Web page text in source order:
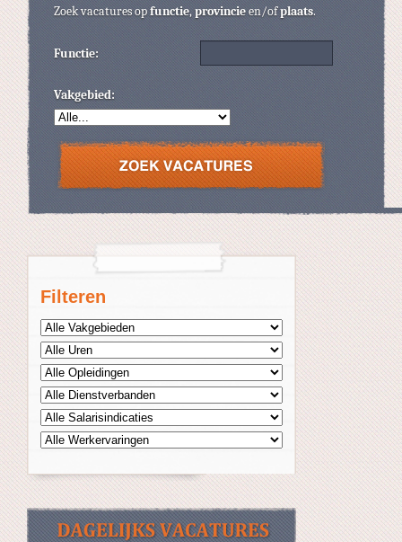
Filteren
Zoek vacatures opfunctie,provincieen/ofplaats.
Functie:
Vakgebied: